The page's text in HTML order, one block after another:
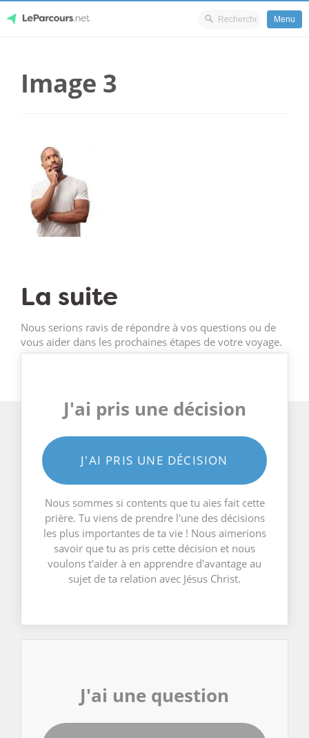
content
Menu
Image 3
La suite
Nous serions ravis de répondre à vos questions ou de
vous aider dans les prochaines étapes de votre voyage.
J'ai pris une décision
J'AI PRIS UNE DÉCISION
Nous sommes si contents que tu aies fait cette
prière. Tu viens de prendre l'une des décisions
les plus importantes de ta vie ! Nous aimerions
savoir que tu as pris cette décision et nous
voulons t'aider à en apprendre d'avantage au
sujet de ta relation avec Jésus Christ.
J'ai une question